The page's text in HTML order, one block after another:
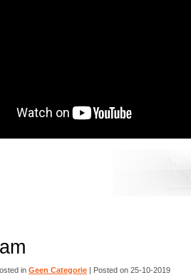
in Geen Categorie | Posted on 25-10-2019